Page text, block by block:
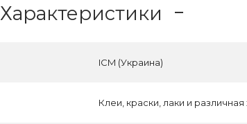
Характеристики
ICM (Украина)
Клеи, краски, лаки и различная